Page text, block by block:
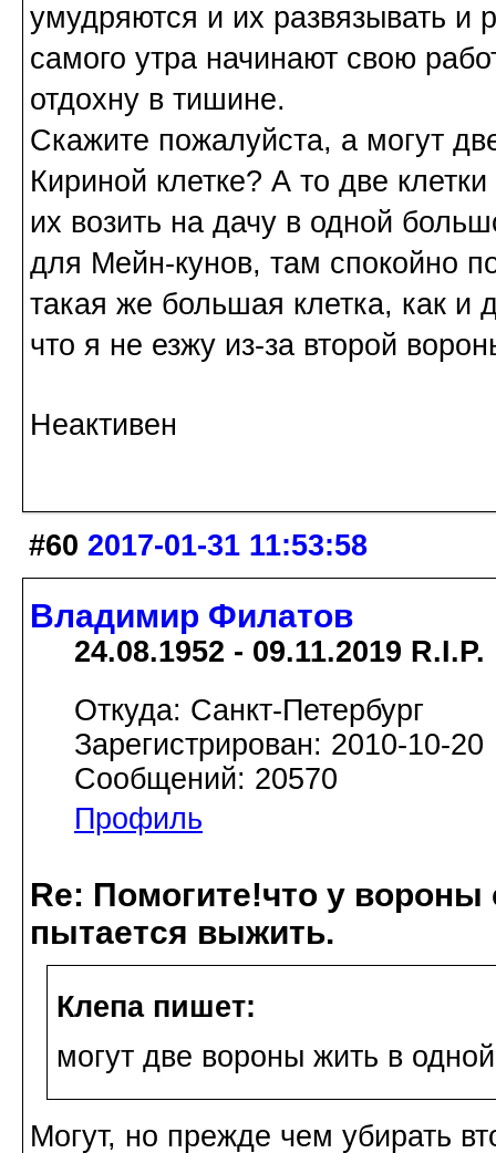
умудряются и их развязывать и
самого утра начинают свою
отдохну в тишине.
Скажите пожалуйста, а могут
Кириной клетке? А то две
их возить на дачу в одной
для Мейн-кунов, там спокойно
такая же большая клетка, как
что я не езжу из-за второй
Неактивен
#60 2017-01-31 11:53:58
Владимир Филатов
24.08.1952 - 09.11.2019 R.I.P.
Откуда: Санкт-Петербург
Зарегистрирован: 2010-10-20
Сообщений: 20570
Профиль
Re: Помогите!что у
пытается выжить.
Клепа пишет:
могут две вороны жить в
Могут, но прежде чем убирать